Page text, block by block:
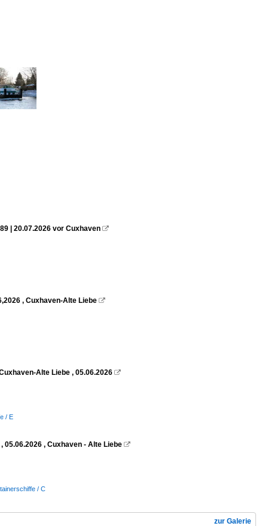
| 20.07.2026 vor Cuxhaven 
, Cuxhaven-Alte Liebe 
Alte Liebe , 05.06.2026 
/ E
05.06.2026 , Cuxhaven - Alte Liebe 
/ C
zur Galerie